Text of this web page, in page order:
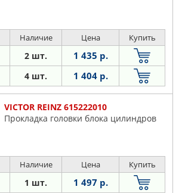
Наличие Цена Купить
2 шт. 1 435 р.
4 шт. 1 404 р.
VICTOR REINZ 615222010
Прокладка головки блока цилиндров
Наличие Цена Купить
1 шт. 1 497 р.